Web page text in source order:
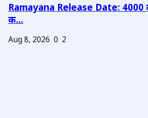
Ramayana Release Date: 4000
क...
Aug 8, 2026 0 2